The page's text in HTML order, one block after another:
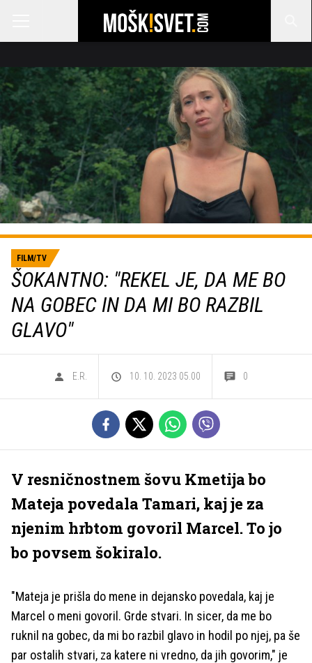
FILM/TV
ŠOKANTNO: "REKEL JE, DA ME BO
NA GOBEC IN DA MI BO RAZBIL
GLAVO"
E.R. 10. 10. 2023 05.00 0
V resničnostnem šovu Kmetija bo
Mateja povedala Tamari, kaj je za
njenim hrbtom govoril Marcel. To jo
bo povsem šokiralo.
"Mateja je prišla do mene in dejansko povedala, kaj je
Marcel o meni govoril. Grde stvari. In sicer, da me bo
ruknil na gobec, da mi bo razbil glavo in hodil po njej, pa še
par ostalih stvari, za katere ni vredno, da jih govorim," je